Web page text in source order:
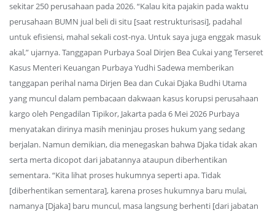
sekitar 250 perusahaan pada 2026. “Kalau kita pajakin pada waktu
perusahaan BUMN jual beli di situ [saat restrukturisasi], padahal
untuk efisiensi, mahal sekali cost-nya. Untuk saya juga enggak masuk
akal,” ujarnya. Tanggapan Purbaya Soal Dirjen Bea Cukai yang Terseret
Kasus Menteri Keuangan Purbaya Yudhi Sadewa memberikan
tanggapan perihal nama Dirjen Bea dan Cukai Djaka Budhi Utama
yang muncul dalam pembacaan dakwaan kasus korupsi perusahaan
kargo oleh Pengadilan Tipikor, Jakarta pada 6 Mei 2026 Purbaya
menyatakan dirinya masih meninjau proses hukum yang sedang
berjalan. Namun demikian, dia menegaskan bahwa Djaka tidak akan
serta merta dicopot dari jabatannya ataupun diberhentikan
sementara. “Kita lihat proses hukumnya seperti apa. Tidak
[diberhentikan sementara], karena proses hukumnya baru mulai,
namanya [Djaka] baru muncul, masa langsung berhenti [dari jabatan